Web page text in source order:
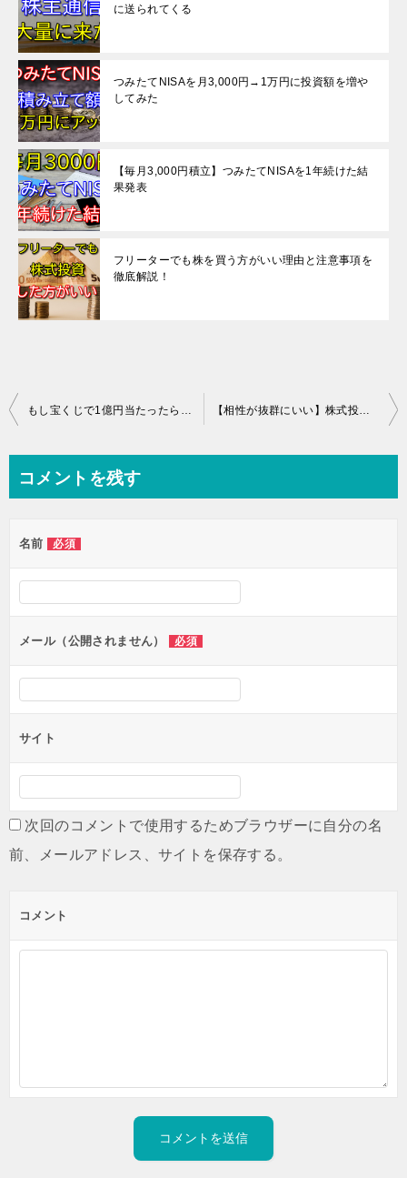
に送られてくる
つみたてNISAを月3,000円→1万円に投資額を増や
してみた
【毎月3,000円積立】つみたてNISAを1年続けた結
果発表
フリーターでも株を買う方がいい理由と注意事項を
徹底解説！
投
ビ
ー
シ
ョ
ン
コメントを残す
名前 必須
メール（公開されません） 必須
サイト
次回のコメントで使用するためブラウザーに自分の名
前、メールアドレス、サイトを保存する。
コメント